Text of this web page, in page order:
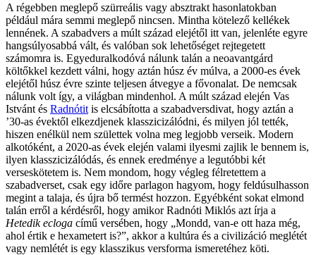
A régebben meglepő szürreális vagy absztrakt hasonlatokban
például mára semmi meglepő nincsen. Mintha kötelező kellékek
lennének. A szabadvers a múlt század elejétől itt van, jelenléte egyre
hangsúlyosabbá vált, és valóban sok lehetőséget rejtegetett
számomra is. Egyeduralkodóvá nálunk talán a neoavantgárd
költőkkel kezdett válni, hogy aztán húsz év múlva, a 2000-es évek
elejétől húsz évre szinte teljesen átvegye a fővonalat. De nemcsak
nálunk volt így, a világban mindenhol. A múlt század elején Vas
Istvánt és Radnótit is elcsábította a szabadversdivat, hogy aztán a
’30-as évektől elkezdjenek klasszicizálódni, és milyen jól tették,
hiszen enélkül nem születtek volna meg legjobb verseik. Modern
alkotóként, a 2020-as évek elején valami ilyesmi zajlik le bennem is,
ilyen klasszicizálódás, és ennek eredménye a legutóbbi két
verseskötetem is. Nem mondom, hogy végleg félretettem a
szabadverset, csak egy időre parlagon hagyom, hogy feldúsulhasson
megint a talaja, és újra bő termést hozzon. Egyébként sokat elmond
talán erről a kérdésről, hogy amikor Radnóti Miklós azt írja a
Hetedik ecloga című versében, hogy „Mondd, van-e ott haza még,
ahol értik e hexametert is?”, akkor a kultúra és a civilizáció meglétét
vagy nemlétét is egy klasszikus versforma ismeretéhez köti.